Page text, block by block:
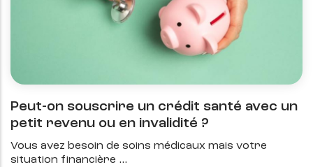
Peut-on souscrire un crédit santé avec un
petit revenu ou en invalidité ?
Vous avez besoin de soins médicaux mais votre
situation financière